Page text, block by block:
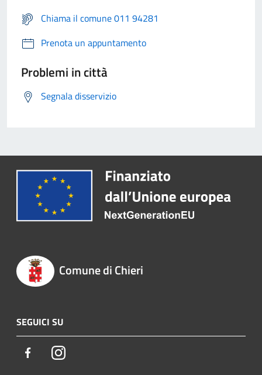
Chiama il comune 011 94281
Prenota un appuntamento
Problemi in città
Segnala disservizio
Comune di Chieri
SEGUICI SU
FacebookInstagram